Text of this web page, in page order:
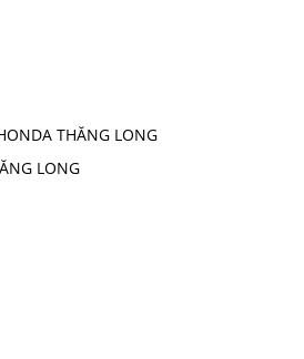
THĂNG LONG
LONG